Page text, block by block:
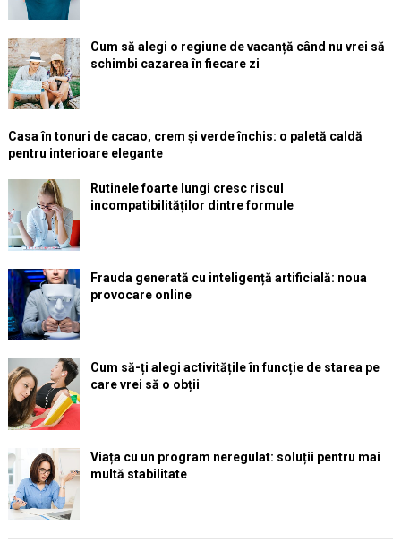
Cum să alegi o regiune de vacanță când nu vrei să
schimbi cazarea în fiecare zi
Casa în tonuri de cacao, crem și verde închis: o paletă caldă
pentru interioare elegante
Rutinele foarte lungi cresc riscul
incompatibilităților dintre formule
Frauda generată cu inteligență artificială: noua
provocare online
Cum să-ți alegi activitățile în funcție de starea pe
care vrei să o obții
Viața cu un program neregulat: soluții pentru mai
multă stabilitate